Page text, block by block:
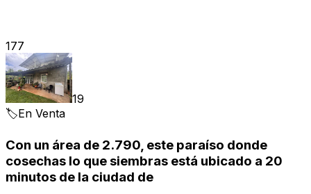
177
19
🏷️En Venta
Con un área de 2.790, este paraíso donde
cosechas lo que siembras está ubicado a 20
minutos de la ciudad de